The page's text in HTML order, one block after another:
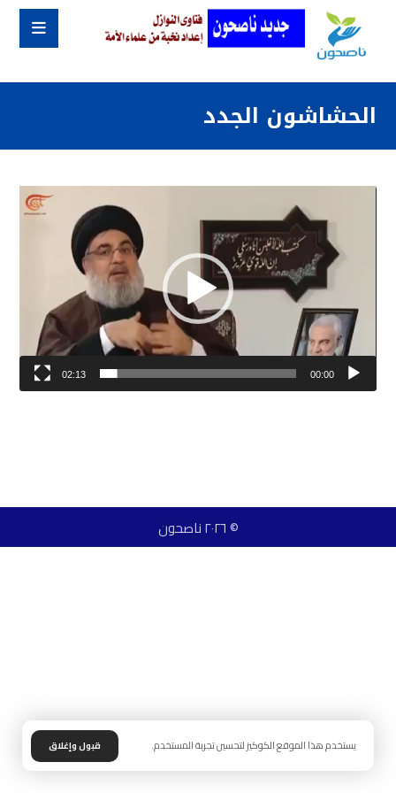
الحشاشون الجدد
مشغل
00:00
02:13
© ٢٠٢٦ ناصحون
يستخدم هذا الموقع الكوكيز لتحسين تجربة المستخدم. قبول وإغلاق